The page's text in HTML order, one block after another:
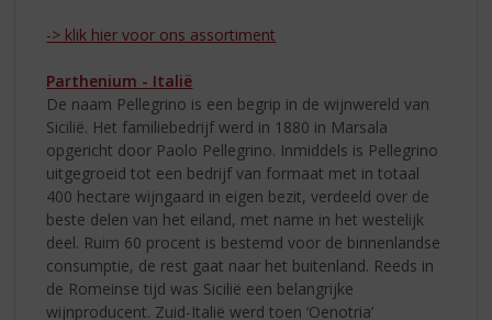
-> klik hier voor ons assortiment
Parthenium - Italië
De naam Pellegrino is een begrip in de wijnwereld van
Sicilië. Het familiebedrijf werd in 1880 in Marsala
opgericht door Paolo Pellegrino. Inmiddels is Pellegrino
uitgegroeid tot een bedrijf van formaat met in totaal
400 hectare wijngaard in eigen bezit, verdeeld over de
beste delen van het eiland, met name in het westelijk
deel. Ruim 60 procent is bestemd voor de binnenlandse
consumptie, de rest gaat naar het buitenland. Reeds in
de Romeinse tijd was Sicilië een belangrijke
wijnproducent. Zuid-Italië werd toen ‘Oenotria’